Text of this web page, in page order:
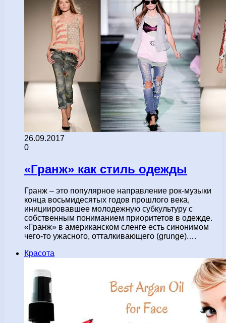
26.09.2017
0
«Гранж» как стиль одежды
Гранж – это популярное направление рок-музыки
конца восьмидесятых годов прошлого века,
инициировавшее молодежную субкультуру с
собственным пониманием приоритетов в одежде.
«Гранж» в американском сленге есть синонимом
чего-то ужасного, отталкивающего (grunge).…
Красота